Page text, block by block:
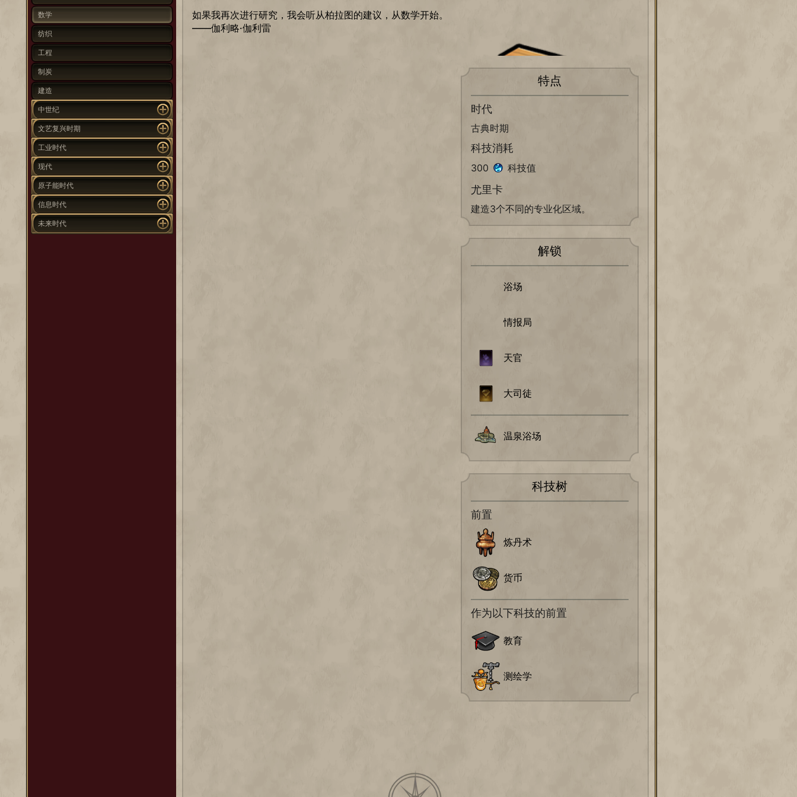
数学
纺织
工程
制炭
建造
中世纪
文艺复兴时期
工业时代
现代
原子能时代
信息时代
未来时代
如果我再次进行研究，我会听从柏拉图的建议，从数学开始。
——伽利略·伽利雷
特点
时代
古典时期
科技消耗
300 科技值
尤里卡
建造3个不同的专业化区域。
解锁
浴场
情报局
天官
大司徒
温泉浴场
科技树
前置
炼丹术
货币
作为以下科技的前置
教育
测绘学